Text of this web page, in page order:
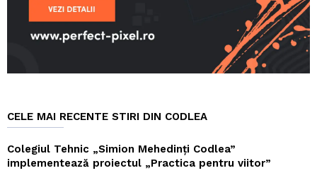
CELE MAI RECENTE STIRI DIN CODLEA
Colegiul Tehnic „Simion Mehedinți Codlea”
implementează proiectul „Practica pentru viitor”